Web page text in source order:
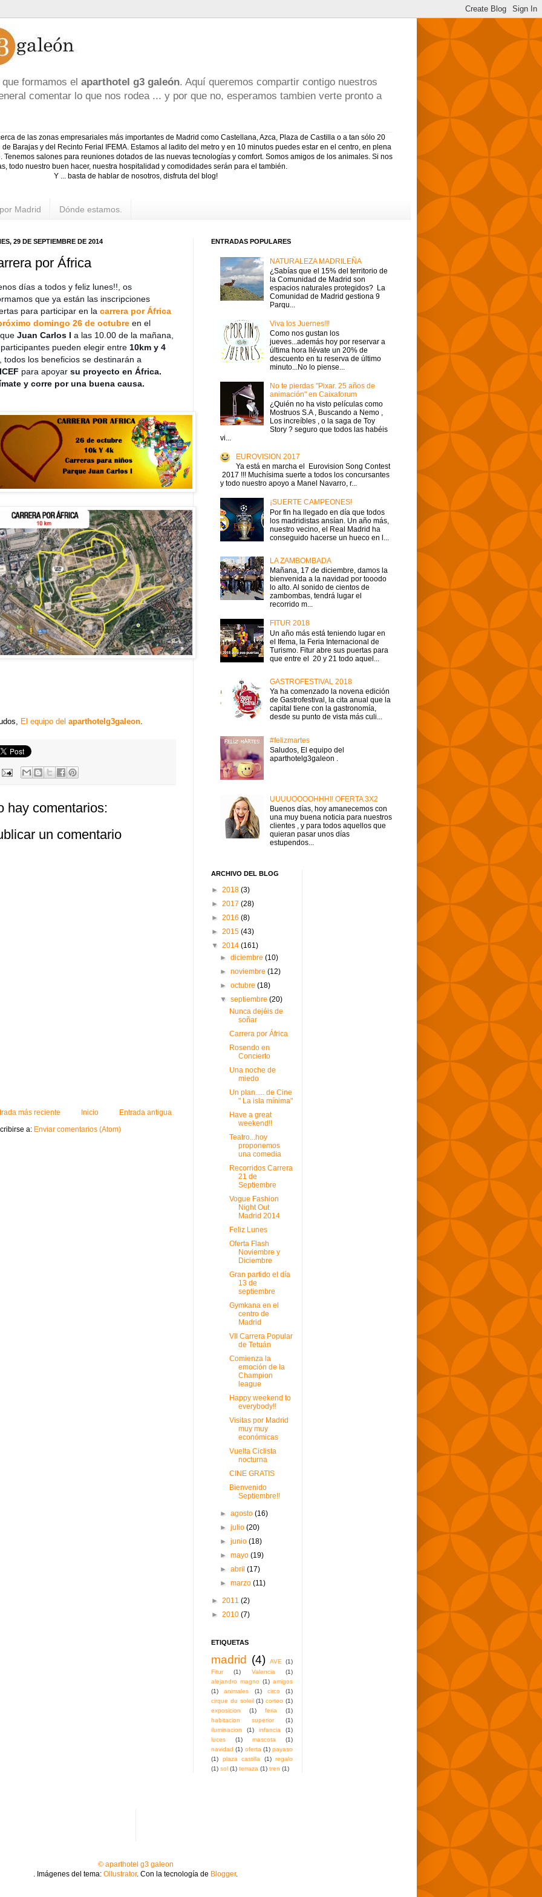
formamos el aparthotel g3 galeón. Aquí queremos compartir contigo nuestros
comentar lo que nos rodea ... y por que no, esperamos tambien verte pronto a
de las zonas empresariales más importantes de Madrid como Castellana, Azca, Plaza de Castilla o a tan sólo 20
Barajas y del Recinto Ferial IFEMA. Estamos al ladito del metro y en 10 minutos puedes estar en el centro, en plena
Tenemos salones para reuniones dotados de las nuevas tecnologías y comfort. Somos amigos de los animales. Si nos
todo nuestro buen hacer, nuestra hospitalidad y comodidades serán para el también.
Y ... basta de hablar de nosotros, disfruta del blog!
Madrid Dónde estamos.
29 DE SEPTIEMBRE DE 2014
por África
días a todos y feliz lunes!!, os
que ya están las inscripciones
para participar en la carrera por África
domingo 26 de octubre en el
Juan Carlos I a las 10.00 de la mañana,
pueden elegir entre 10km y 4
, todos los beneficios se destinarán a
para apoyar su proyecto en África.
y corre por una buena causa.
El equipo del aparthotelg3galeon
hay comentarios:
un comentario
más reciente Entrada antigua
Inicio
a: Enviar comentarios (Atom)
ENTRADAS POPULARES
NATURALEZA MADRILEÑA
¿Sabías que el 15% del territorio de
la Comunidad de Madrid son
espacios naturales protegidos? La
Comunidad de Madrid gestiona 9
Parqu...
Viva los Juernes!!!
Como nos gustan los
jueves...además hoy por reservar a
última hora llévate un 20% de
descuento en tu reserva de último
minuto...No lo piense...
No te pierdas "Pixar. 25 años de
animación" en Caixaforum
¿Quién no ha visto películas como
Mostruos S.A , Buscando a Nemo ,
Los increíbles , o la saga de Toy
Story ? seguro que todos las habéis
vi...
EUROVISION 2017
Ya está en marcha el Eurovision Song Contest
2017 !!! Muchísima suerte a todos los concursantes
y todo nuestro apoyo a Manel Navarro, r...
¡SUERTE CAMPEONES!
Por fin ha llegado en día que todos
los madridistas ansían. Un año más,
nuestro vecino, el Real Madrid ha
conseguido hacerse un hueco en l...
LA ZAMBOMBADA
Mañana, 17 de diciembre, damos la
bienvenida a la navidad por tooodo
lo alto. Al sonido de cientos de
zambombas, tendrá lugar el
recorrido m...
FITUR 2018
Un año más está teniendo lugar en
el Ifema, la Feria Internacional de
Turismo. Fitur abre sus puertas para
que entre el 20 y 21 todo aquel...
GASTROFESTIVAL 2018
Ya ha comenzado la novena edición
de Gastrofestival, la cita anual que la
capital tiene con la gastronomía,
desde su punto de vista más culi...
#felizmartes
Saludos, El equipo del
aparthotelg3galeon .
UUUUOOOOHHH!! OFERTA 3X2
Buenos días, hoy amanecemos con
una muy buena noticia para nuestros
clientes , y para todos aquellos que
quieran pasar unos días
estupendos...
ARCHIVO DEL BLOG
► 2018 (3)
► 2017 (28)
► 2016 (8)
► 2015 (43)
▼ 2014 (161)
►diciembre(10)
►noviembre(12)
►octubre(18)
▼septiembre(20)
Nunca dejéis de
soñar
Carrera por África
Rosendo en
Concierto
Una noche de
miedo
Un plan..... de Cine
" La isla mínima"
Have a great
weekend!!
Teatro...hoy
proponemos
una comedia
Recorridos Carrera
21 de
Septiembre
Vogue Fashion
Night Out
Madrid 2014
Feliz Lunes
Oferta Flash
Noviembre y
Diciembre
Gran partido el día
13 de
septiembre
Gymkana en el
centro de
Madrid
VII Carrera Popular
de Tetuán
Comienza la
emoción de la
Champion
league
Happy weekend to
everybody!!
Visitas por Madrid
muy muy
económicas
Vuelta Ciclista
nocturna
CINE GRATIS
Bienvenido
Septiembre!!
►agosto(16)
►julio(20)
►junio(18)
►mayo(19)
►abril(17)
►marzo(11)
► 2011 (2)
► 2010 (7)
ETIQUETAS
madrid (4) AVE (1)
Fitur
(1) Valencia
(1)
alejandro magno (1) amigos
(1)
animales (1) circo
(1)
cirque du soleil (1) corteo (1)
exposicion
(1) feria
(1)
habitacion superior
(1)
iluminacion
(1) infancia
(1)
luces
(1) mascota
(1)
navidad (1) oferta (1) payaso
(1)
plaza castilla (1) regalo
(1) sol (1) terraza (1) tren (1)
© aparthotel g3 galeon
. Imágenes del tema: Ollustrator. Con la tecnología de Blogger.